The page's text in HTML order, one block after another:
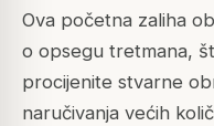
Ova početna zaliha
o opsegu tretmana,
procijenite stvarne
naručivanja većih